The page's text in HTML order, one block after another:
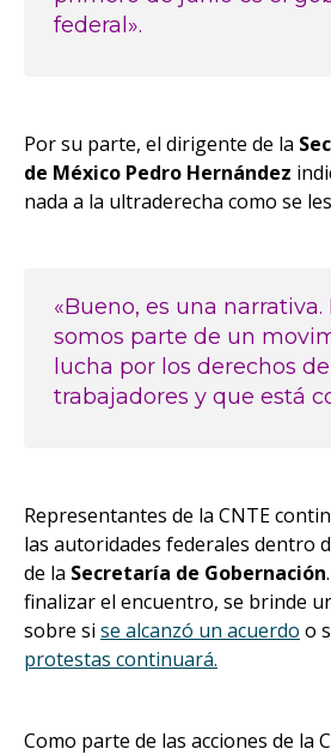
federal».
Por su parte, el dirigente de la
de México Pedro Hernández
nada a la ultraderecha como se
«Bueno, es una narrativa.
somos parte de un
lucha por los derechos
trabajadores y que está
Representantes de la CNTE
las autoridades federales dentro
de la Secretaría de Gobernación
finalizar el encuentro, se brinde
sobre si se alcanzó un acuerdo o
protestas continuará.
Como parte de las acciones de la